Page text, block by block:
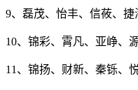
9、磊茂、怡丰、信莜、捷
10、锦彩、霄凡、亚峥、
11、锦扬、财新、秦铄、